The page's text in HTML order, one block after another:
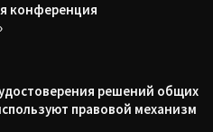
конференция
решений общих
правовой механизм